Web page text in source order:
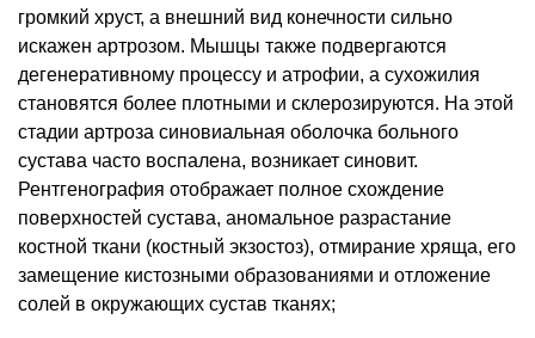
громкий хруст, а внешний вид конечности сильно
искажен артрозом. Мышцы также подвергаются
дегенеративному процессу и атрофии, а сухожилия
становятся более плотными и склерозируются. На этой
стадии артроза синовиальная оболочка больного
сустава часто воспалена, возникает синовит.
Рентгенография отображает полное схождение
поверхностей сустава, аномальное разрастание
костной ткани (костный экзостоз), отмирание хряща, его
замещение кистозными образованиями и отложение
солей в окружающих сустав тканях;